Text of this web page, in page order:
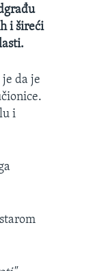
i šireći
da je
i